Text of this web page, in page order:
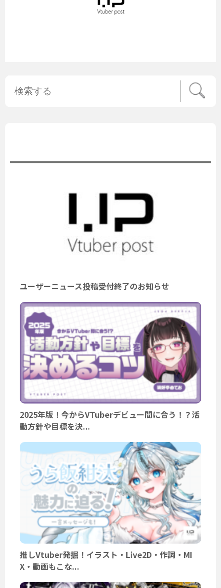
ユーザーニュース投稿受付終了のお知らせ
2025年版！今からVTuberデビュー間に合う！？活
動方針や目標を決...
推しVtuber発掘！イラスト・Live2D・作詞・MI
X・動画もこな...